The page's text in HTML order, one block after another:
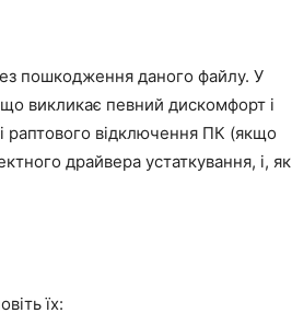
пошкодження даного файлу. У
викликає певний дискомфорт і
раптового відключення ПК (якщо
драйвера устаткування, і, як
їх: